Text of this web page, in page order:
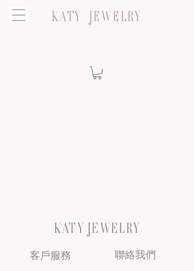
KATY JEWELRY
KATY JEWELRY
客戶服務 聯絡我們